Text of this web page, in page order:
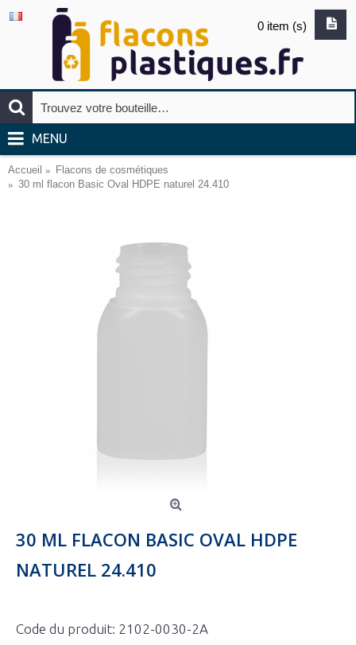
0 item (s)
MENU
Accueil
Flacons de cosmétiques
30 ml flacon Basic Oval HDPE naturel 24.410
30 ML FLACON BASIC OVAL HDPE
NATUREL 24.410
Code du produit: 2102-0030-2A